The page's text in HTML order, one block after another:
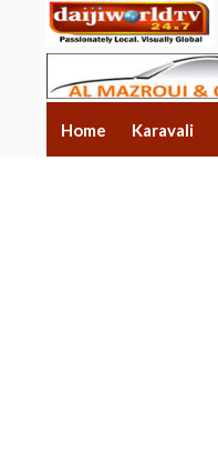
Home Karavali